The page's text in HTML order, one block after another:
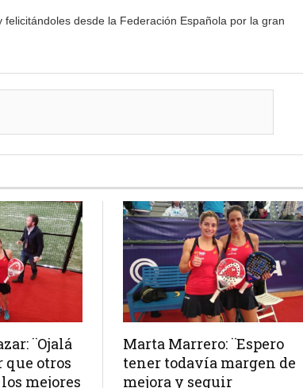
desde la Federación Española por la gran
¨Ojalá
que otros
mejores
Marta Marrero: ¨Espero
tener todavía margen de
mejora y seguir